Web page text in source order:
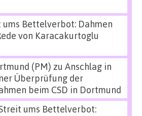
ums Bettelverbot: Dahmen
von Karacakurtoglu
(PM) zu Anschlag in
Überprüfung der
beim CSD in Dortmund
ums Bettelverbot: